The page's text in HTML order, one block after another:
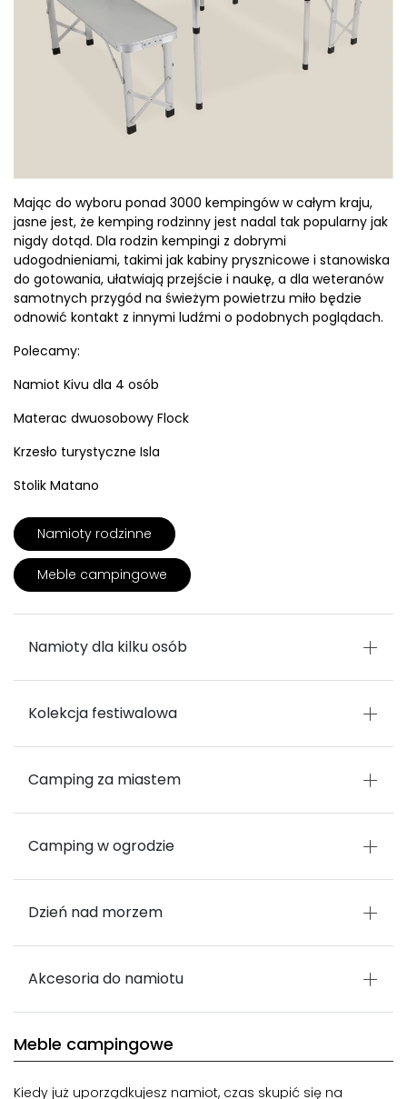
Mając do wyboru ponad 3000 kempingów w całym kraju,
jasne jest, że kemping rodzinny jest nadal tak popularny jak
nigdy dotąd. Dla rodzin kempingi z dobrymi
udogodnieniami, takimi jak kabiny prysznicowe i stanowiska
do gotowania, ułatwiają przejście i naukę, a dla weteranów
samotnych przygód na świeżym powietrzu miło będzie
odnowić kontakt z innymi ludźmi o podobnych poglądach.
Polecamy:
Namiot Kivu dla 4 osób
Materac dwuosobowy Flock
Krzesło turystyczne Isla
Stolik Matano
Namioty rodzinne
Meble campingowe
Namioty dla kilku osób
Kolekcja festiwalowa
Camping za miastem
Camping w ogrodzie
Dzień nad morzem
Akcesoria do namiotu
Meble campingowe
Kiedy już uporządkujesz namiot, czas skupić się na